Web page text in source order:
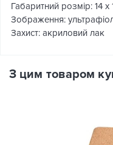
Габаритний розмір: 14 х
Зображення:
Захист: акриловий лак
З цим товаром